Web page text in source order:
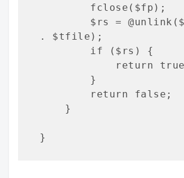
. $tfile);
}